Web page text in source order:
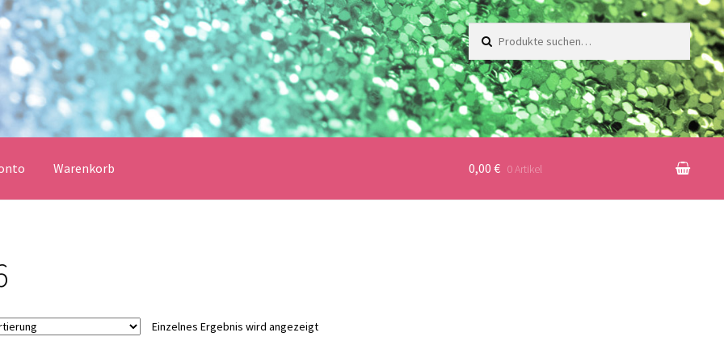
Suche
nach:
Warenkorb
Vertrag widerrufen
0,00 € 0 Artikel
Einzelnes Ergebnis wird angezeigt